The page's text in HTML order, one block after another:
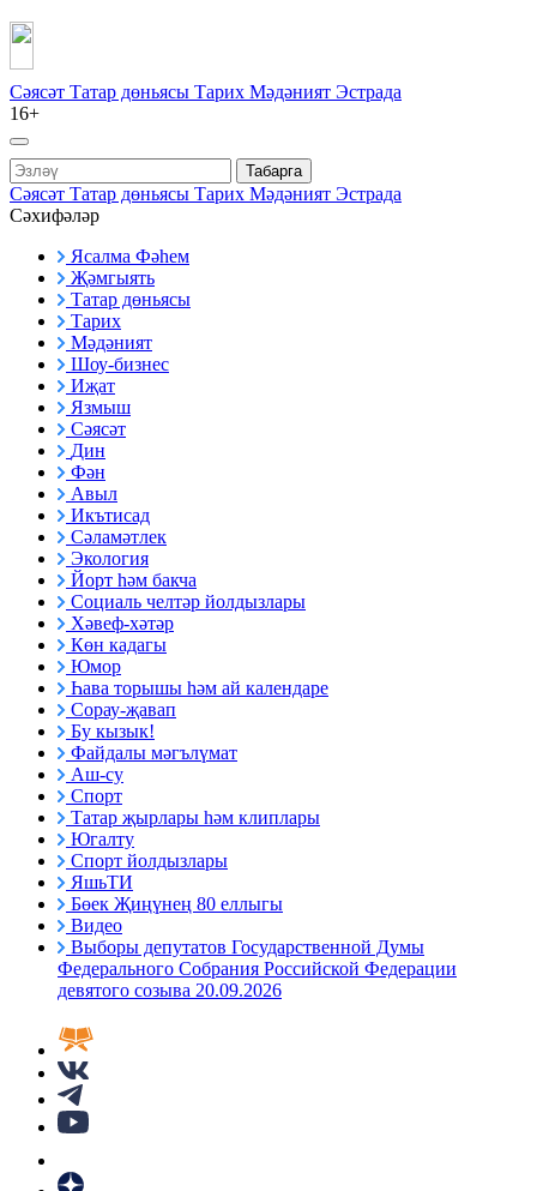
Сәясәт Татар дөньясы Тарих Мәдәният Эстрада
16+
Табарга
Сәясәт Татар дөньясы Тарих Мәдәният Эстрада
Сәхифәләр
Ясалма Фәһем
Җәмгыять
Татар дөньясы
Тарих
Мәдәният
Шоу-бизнес
Иҗат
Язмыш
Сәясәт
Дин
Фән
Авыл
Икътисад
Сәламәтлек
Экология
Йорт һәм бакча
Социаль челтәр йолдызлары
Хәвеф-хәтәр
Көн кадагы
Юмор
Һава торышы һәм ай календаре
Сорау-җавап
Бу кызык!
Файдалы мәгълүмат
Аш-су
Спорт
Татар җырлары һәм клиплары
Югалту
Спорт йолдызлары
ЯшьТИ
Бөек Җиңүнең 80 еллыгы
Видео
Выборы депутатов Государственной Думы
Федерального Собрания Российской Федерации
девятого созыва 20.09.2026